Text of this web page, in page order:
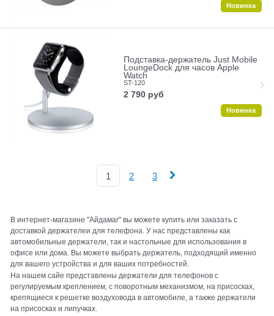
Новинка
Подставка-держатель Just Mobile
LoungeDock для часов Apple
Watch
ST-120
2 790 руб
Новинка
1 2 3
В интернет-магазине "Айдамаг" вы можете купить или заказать с
доставкой держателеи для телефона. У нас представлены как
автомобильные держатели, так и настольные для использования в
офисе или дома. Вы можете выбрать держатель, подходящий именно
для вашего устройства и для ваших потребностей.
На нашем сайе представлены держатели для телефонов с
регулируемым креплением, с поворотным механизмом, на присосках,
крепящиеся к решетке воздуховода в автомобиле, а также держатели
на присосках и липучках.